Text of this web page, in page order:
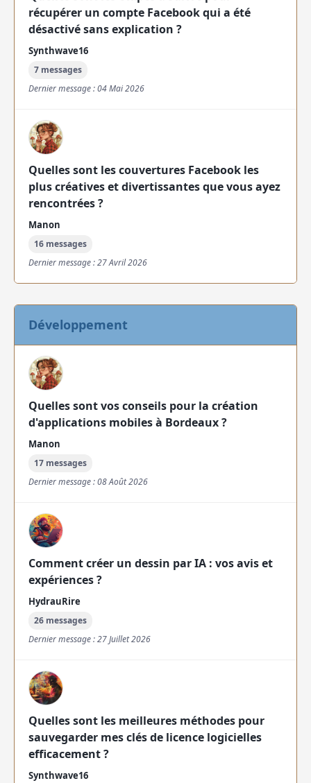
récupérer un compte Facebook qui a été
désactivé sans explication ?
Synthwave16
7 messages
Dernier message : 04 Mai 2026
Quelles sont les couvertures Facebook les
plus créatives et divertissantes que vous ayez
rencontrées ?
Manon
16 messages
Dernier message : 27 Avril 2026
Développement
Quelles sont vos conseils pour la création
d'applications mobiles à Bordeaux ?
Manon
17 messages
Dernier message : 08 Août 2026
Comment créer un dessin par IA : vos avis et
expériences ?
HydrauRire
26 messages
Dernier message : 27 Juillet 2026
Quelles sont les meilleures méthodes pour
sauvegarder mes clés de licence logicielles
efficacement ?
Synthwave16